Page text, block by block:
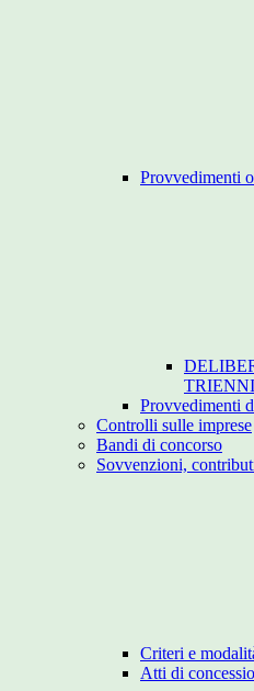
Provvedimenti
Provvedimenti
Controlli sulle imprese
Bandi di concorso
Sovvenzioni,
Criteri e
Atti di